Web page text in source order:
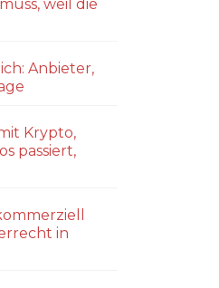
weil die
Anbieter,
Krypto,
passiert,
in